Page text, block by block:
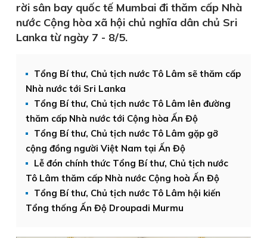
rời sân bay quốc tế Mumbai đi thăm cấp Nhà
nước Cộng hòa xã hội chủ nghĩa dân chủ Sri
Lanka từ ngày 7 - 8/5.
Tổng Bí thư, Chủ tịch nước Tô Lâm sẽ thăm cấp
Nhà nước tới Sri Lanka
Tổng Bí thư, Chủ tịch nước Tô Lâm lên đường
thăm cấp Nhà nước tới Cộng hòa Ấn Độ
Tổng Bí thư, Chủ tịch nước Tô Lâm gặp gỡ
cộng đồng người Việt Nam tại Ấn Độ
Lễ đón chính thức Tổng Bí thư, Chủ tịch nước
Tô Lâm thăm cấp Nhà nước Cộng hoà Ấn Độ
Tổng Bí thư, Chủ tịch nước Tô Lâm hội kiến
Tổng thống Ấn Độ Droupadi Murmu